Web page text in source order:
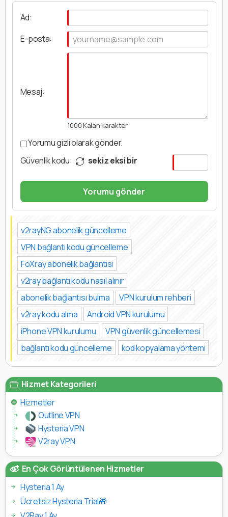
Ad:
E-posta:
Mesaj:
1000 Kalan karakter
Yorumu gizli olarak gönder.
Güvenlik kodu:
sekiz eksi bir
Yorumu gönder
v2rayNG abonelik güncelleme
VPN bağlantı kodu güncelleme
FoXray abonelik bağlantısı
v2ray bağlantı kodu nasıl alınır
abonelik bağlantısı bulma
VPN kurulum rehberi
v2ray kodu alma
Android VPN kurulumu
iPhone VPN kurulumu
VPN güvenlik güncellemesi
bağlantı kodu güncelleme
kod kopyalama yöntemi
Hizmet Kategorileri
Hizmetler
Outline VPN
Hysteria VPN
V2ray VPN
En Çok Görüntülenen Hizmetler
Hysteria 1 Ay
Ücretsiz Hysteria Trial🎁